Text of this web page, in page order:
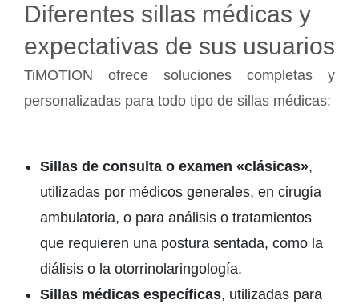
Diferentes sillas médicas y
expectativas de sus usuarios
TiMOTION ofrece soluciones completas y
personalizadas para todo tipo de sillas médicas:
Sillas de consulta o examen «clásicas»,
utilizadas por médicos generales, en cirugía
ambulatoria, o para análisis o tratamientos
que requieren una postura sentada, como la
diálisis o la otorrinolaringología.
Sillas médicas específicas, utilizadas para